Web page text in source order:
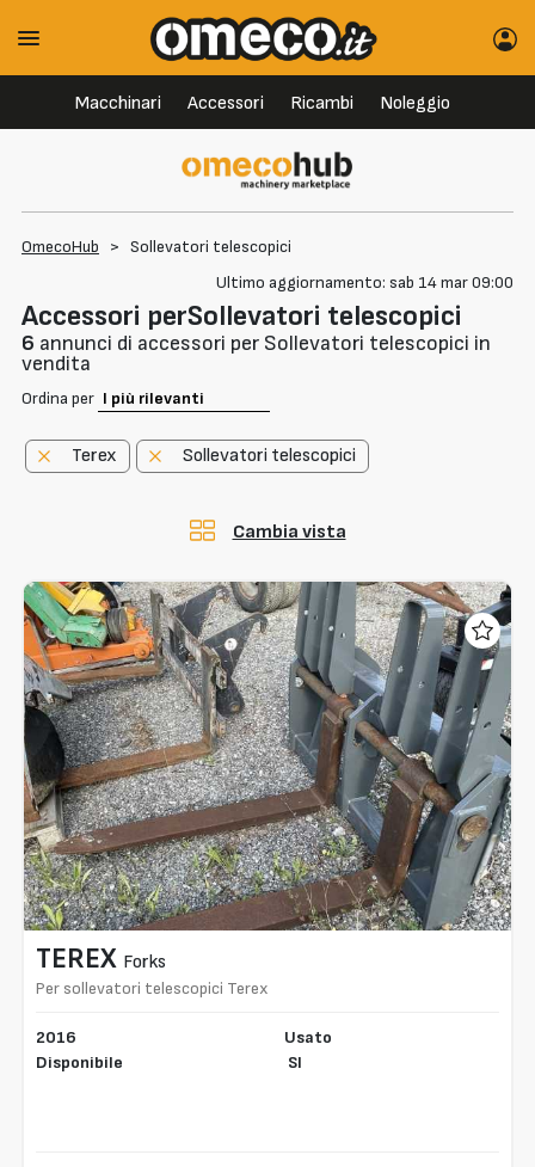
Macchinari Accessori Ricambi Noleggio
OmecoHub > Sollevatori telescopici
Ultimo aggiornamento: sab 14 mar 09:00
Accessori perSollevatori telescopici
6 annunci di accessori per Sollevatori telescopici in
vendita
Ordina per
Terex Sollevatori telescopici
Cambia vista
TEREX Forks
Per sollevatori telescopici Terex
2016
Disponibile
Usato
SI